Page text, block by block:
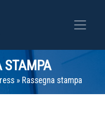
STAMPA
» Rassegna stampa